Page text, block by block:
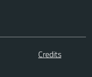
Credits